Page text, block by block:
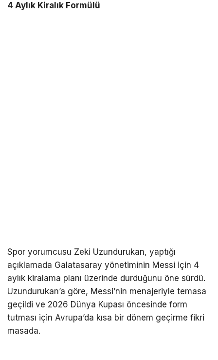
4 Aylık Kiralık Formülü
Spor yorumcusu Zeki Uzundurukan, yaptığı
açıklamada Galatasaray yönetiminin Messi için 4
aylık kiralama planı üzerinde durduğunu öne sürdü.
Uzundurukan’a göre, Messi’nin menajeriyle temasa
geçildi ve 2026 Dünya Kupası öncesinde form
tutması için Avrupa’da kısa bir dönem geçirme fikri
masada.